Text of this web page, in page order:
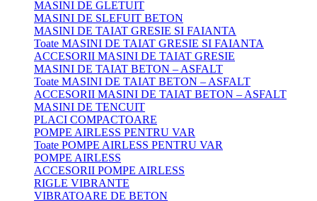
MASINI DE GLETUIT
MASINI DE SLEFUIT BETON
MASINI DE TAIAT GRESIE SI FAIANTA
Toate MASINI DE TAIAT GRESIE SI FAIANTA
ACCESORII MASINI DE TAIAT GRESIE
MASINI DE TAIAT BETON – ASFALT
Toate MASINI DE TAIAT BETON – ASFALT
ACCESORII MASINI DE TAIAT BETON – ASFALT
MASINI DE TENCUIT
PLACI COMPACTOARE
POMPE AIRLESS PENTRU VAR
Toate POMPE AIRLESS PENTRU VAR
POMPE AIRLESS
ACCESORII POMPE AIRLESS
RIGLE VIBRANTE
VIBRATOARE DE BETON